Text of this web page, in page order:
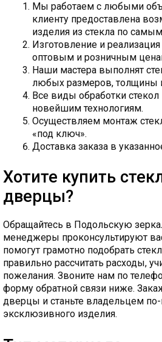
Мы работаем с любыми
клиенту предоставлена
изделия из стекла по
Изготовление и
оптовым и розничным
Наши мастера выполнят
любых размеров, толщины
Все виды обработки
новейшим технологиям.
Осуществляем монтаж
«под ключ».
Доставка заказа в
Хотите купить
дверцы?
Обращайтесь в Подольскую
менеджеры проконсультируют
помогут грамотно подобрать
правильно рассчитать расходы,
пожелания. Звоните нам по
форму обратной связи ниже.
дверцы и станьте владельцем
эксклюзивного изделия.